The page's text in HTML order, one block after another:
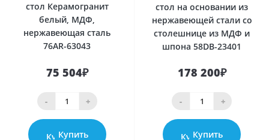
стол Керамогранит
белый, МДФ,
нержавеющая сталь
76AR-63043
75 504₽
- +
Купить
стол на основании из
нержавеющей стали со
столешнице из МДФ и
шпона 58DB-23401
178 200₽
- +
Купить